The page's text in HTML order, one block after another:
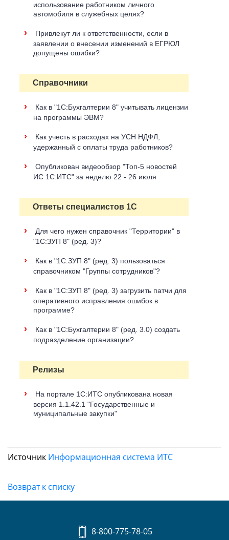
использование работником личного
автомобиля в служебных целях?
›
Привлекут ли к ответственности, если в
заявлении о внесении изменений в ЕГРЮЛ
допущены ошибки?
Справочники
›
Как в "1С:Бухгалтерии 8" учитывать лицензии
на программы ЭВМ?
›
Как учесть в расходах на УСН НДФЛ,
удержанный с оплаты труда работников?
›
Опубликован видеообзор "Топ-5 новостей
ИС 1С:ИТС" за неделю 22 - 26 июля
Ответы специалистов 1С
›
Для чего нужен справочник "Территории" в
"1С:ЗУП 8" (ред. 3)?
›
Как в "1С:ЗУП 8" (ред. 3) пользоваться
справочником "Группы сотрудников"?
›
Как в "1С:ЗУП 8" (ред. 3) загрузить патчи для
оперативного исправления ошибок в
программе?
›
Как в "1С:Бухгалтерии 8" (ред. 3.0) создать
подразделение организации?
Релизы
›
На портале 1С:ИТС опубликована новая
версия 1.1.42.1 "Государственные и
муниципальные закупки"
Источник Информационная система ИТС
Возврат к списку
8-800-775-78-05